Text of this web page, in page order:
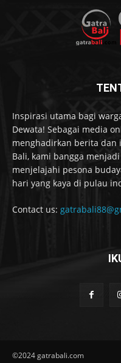
Inspirasi utama bagi
Dewata! Sebagai media
menghadirkan berita
Bali, kami bangga
menjelajahi pesona
hari yang kaya di pulau
Contact us:
©2024 gatrabali.com